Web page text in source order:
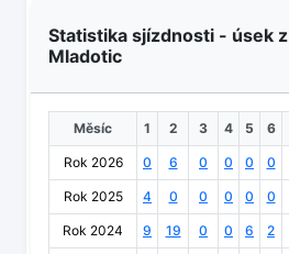
Statistika sjízdnosti - úsek z
Mladotic
Měsíc 1 2 3 4 5 6
Rok 2026 0 6 0 0 0 0
Rok 2025 4 0 0 0 0 0
Rok 2024 9 19 0 0 6 2